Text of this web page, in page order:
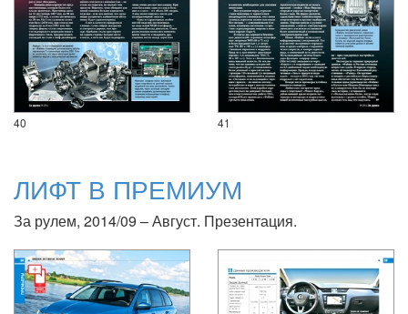
40 41
ЛИФТ В ПРЕМИУМ
За рулем, 2014/09 – Август. Презентация.